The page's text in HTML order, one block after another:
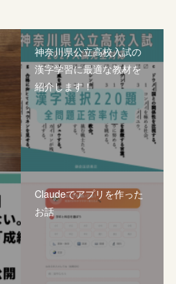
神奈川県公立高校入試の
漢字学習に最適な教材を
紹介します！
Claudeでアプリを作った
お話